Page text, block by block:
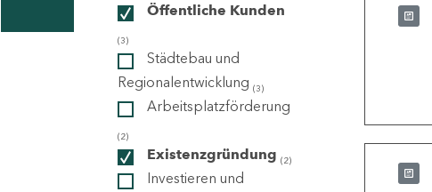
Öffentliche Kunden
(3)
Städtebau und
Regionalentwicklung (3)
Arbeitsplatzförderung
(2)
Existenzgründung (2)
Investieren und